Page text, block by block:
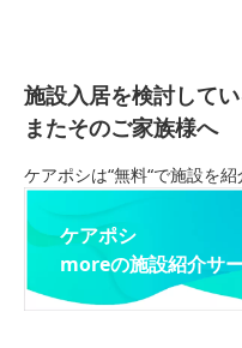
施設入居を検討してい
またそのご家族様へ
ケアポシは“無料“で施設を
ケアポシ
moreの施設紹介サ